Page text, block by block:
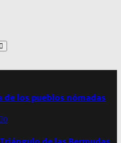
Search
los pueblos nómadas
0